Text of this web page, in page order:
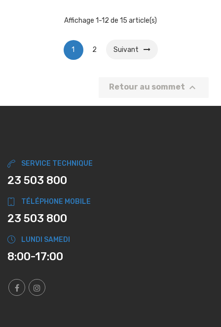
Affichage 1-12 de 15 article(s)
1 2 Suivant
Retour au sommet 
SERVICE TECHNIQUE
23 503 800
TÉLÉPHONE MOBILE
23 503 800
LUNDI SAMEDI
8:00-17:00